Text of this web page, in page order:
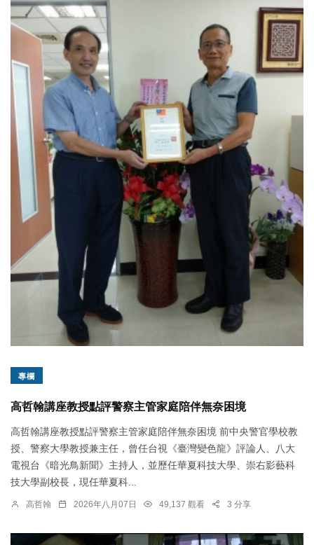
專欄
高哲翰講座教授點評警察主管家庭陪伴無奈困境
高哲翰講座教授點評警察主管家庭陪伴無奈困境 前中央警官學校教
授、警察大學教授兼主任，曾任台視《臺灣變色龍》評論人、八大
電視台《暗光鳥新聞》主持人，並歷任華夏科技大學、崇右影藝科
技大學副校長，現任華夏科...
高哲翰 2026年八月07日 49,137 觀看 3 分享